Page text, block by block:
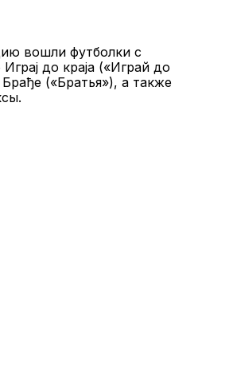
вошли футболки с
до краja («Играй до
(«Братья»), а также